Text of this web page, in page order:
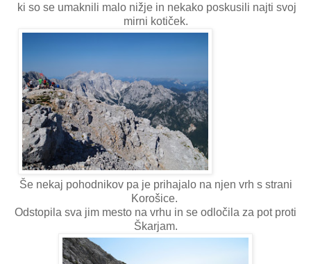
ki so se umaknili malo nižje in nekako poskusili najti svoj
mirni kotiček.
Še nekaj pohodnikov pa je prihajalo na njen vrh s strani
Korošice.
Odstopila sva jim mesto na vrhu in se odločila za pot proti
Škarjam.